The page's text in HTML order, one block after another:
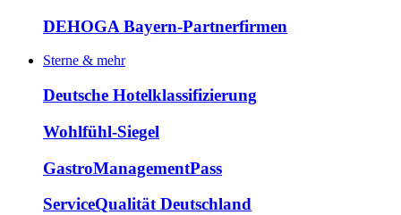
DEHOGA Bayern-Partnerfirmen
Sterne & mehr
Deutsche Hotelklassifizierung
Wohlfühl-Siegel
GastroManagementPass
ServiceQualität Deutschland